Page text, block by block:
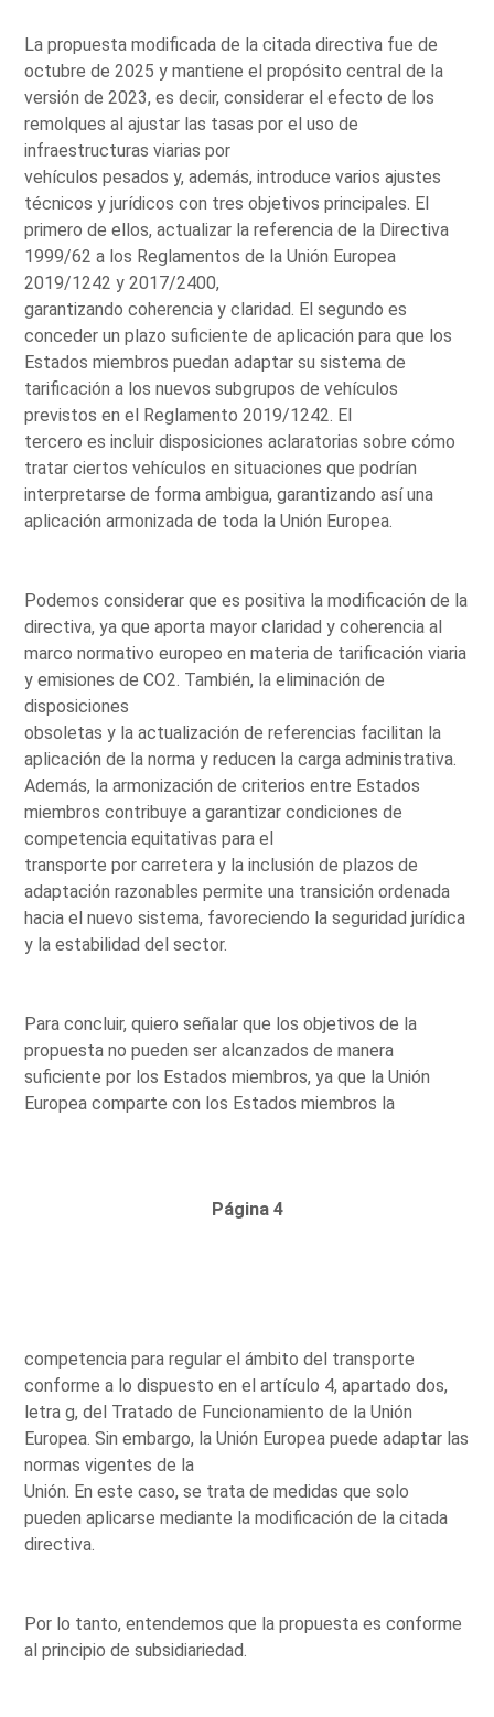
La propuesta modificada de la citada directiva fue de
octubre de 2025 y mantiene el propósito central de la
versión de 2023, es decir, considerar el efecto de los
remolques al ajustar las tasas por el uso de
infraestructuras viarias por
vehículos pesados y, además, introduce varios ajustes
técnicos y jurídicos con tres objetivos principales. El
primero de ellos, actualizar la referencia de la Directiva
1999/62 a los Reglamentos de la Unión Europea
2019/1242 y 2017/2400,
garantizando coherencia y claridad. El segundo es
conceder un plazo suficiente de aplicación para que los
Estados miembros puedan adaptar su sistema de
tarificación a los nuevos subgrupos de vehículos
previstos en el Reglamento 2019/1242. El
tercero es incluir disposiciones aclaratorias sobre cómo
tratar ciertos vehículos en situaciones que podrían
interpretarse de forma ambigua, garantizando así una
aplicación armonizada de toda la Unión Europea.
Podemos considerar que es positiva la modificación de la
directiva, ya que aporta mayor claridad y coherencia al
marco normativo europeo en materia de tarificación viaria
y emisiones de CO2. También, la eliminación de
disposiciones
obsoletas y la actualización de referencias facilitan la
aplicación de la norma y reducen la carga administrativa.
Además, la armonización de criterios entre Estados
miembros contribuye a garantizar condiciones de
competencia equitativas para el
transporte por carretera y la inclusión de plazos de
adaptación razonables permite una transición ordenada
hacia el nuevo sistema, favoreciendo la seguridad jurídica
y la estabilidad del sector.
Para concluir, quiero señalar que los objetivos de la
propuesta no pueden ser alcanzados de manera
suficiente por los Estados miembros, ya que la Unión
Europea comparte con los Estados miembros la
Página 4
competencia para regular el ámbito del transporte
conforme a lo dispuesto en el artículo 4, apartado dos,
letra g, del Tratado de Funcionamiento de la Unión
Europea. Sin embargo, la Unión Europea puede adaptar las
normas vigentes de la
Unión. En este caso, se trata de medidas que solo
pueden aplicarse mediante la modificación de la citada
directiva.
Por lo tanto, entendemos que la propuesta es conforme
al principio de subsidiariedad.